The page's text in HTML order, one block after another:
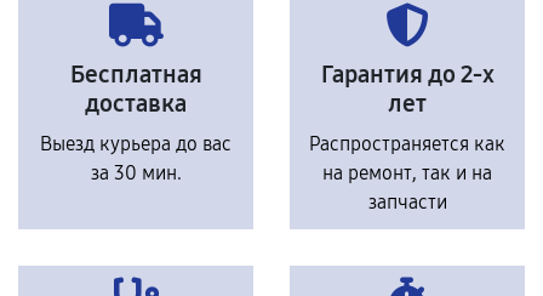
Бесплатная
доставка
Выезд курьера до вас
за 30 мин.
Гарантия до 2-х
лет
Распространяется как
на ремонт, так и на
запчасти